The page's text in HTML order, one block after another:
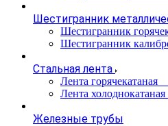
Шестигранник
Шестигранник
Шестигранник
Стальная лента
Лента горячекатаная
Лента холоднокатаная
Железные трубы